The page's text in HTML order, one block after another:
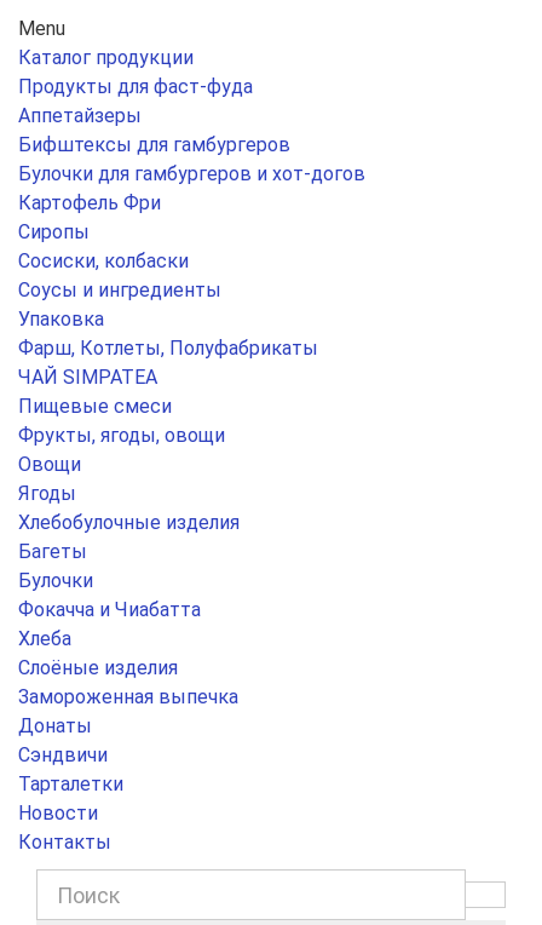
Menu
Каталог продукции
Продукты для фаст-фуда
Аппетайзеры
Бифштексы для гамбургеров
Булочки для гамбургеров и хот-догов
Картофель Фри
Сиропы
Сосиски, колбаски
Соусы и ингредиенты
Упаковка
Фарш, Котлеты, Полуфабрикаты
ЧАЙ SIMPATEA
Пищевые смеси
Фрукты, ягоды, овощи
Овощи
Ягоды
Хлебобулочные изделия
Багеты
Булочки
Фокачча и Чиабатта
Хлеба
Слоёные изделия
Замороженная выпечка
Донаты
Сэндвичи
Тарталетки
Новости
Контакты